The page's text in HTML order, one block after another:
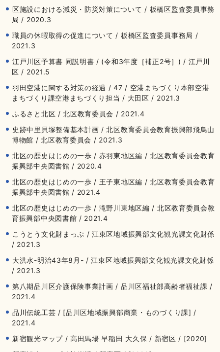
区施設における減災・防災対策について / 板橋区監査委員事務
局 / 2020.3
職員の休暇取得の促進について / 板橋区監査委員事務局 /
2021.3
江戸川区予算書 同説明書 / (令和3年度［補正2号］) / 江戸川
区 / 2021.5
羽田空港に関する対策の経過 / 47 / 空港まちづくり本部空港
まちづくり課空港まちづくり担当 / 大田区 / 2021.3
ふるさと北区 / 北区教育委員会 / 2021.4
史跡中里貝塚整備基本計画 / 北区教育委員会教育振興部飛鳥山
博物館 / 北区教育委員会 / 2021.3
北区の歴史はじめの一歩 / 赤羽東地区編 / 北区教育委員会教育
振興部中央図書館 / 2020.4
北区の歴史はじめの一歩 / 王子東地区編 / 北区教育委員会教育
振興部中央図書館 / 2021.4
北区の歴史はじめの一歩 / 滝野川東地区編 / 北区教育委員会教
育振興部中央図書館 / 2021.4
こうとう文化財まっぷ / 江東区地域振興部文化観光課文化財係
/ 2021.3
大洪水-明治43年8月- / 江東区地域振興部文化観光課文化財係
/ 2021.3
第八期品川区介護保険事業計画 / 品川区福祉部高齢者福祉課 /
2021.4
品川伝統工芸 / [品川区地域振興部商業・ものづくり課] /
2021.4
新宿観光マップ / 高田馬場 早稲田 大久保 / 新宿区 / [2020]